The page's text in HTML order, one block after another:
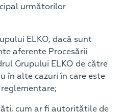
următorilor
ELKO, dacă sunt
aferente Procesării
Grupului ELKO de către
în alte cazuri în care este
cum ar fi autoritățile de